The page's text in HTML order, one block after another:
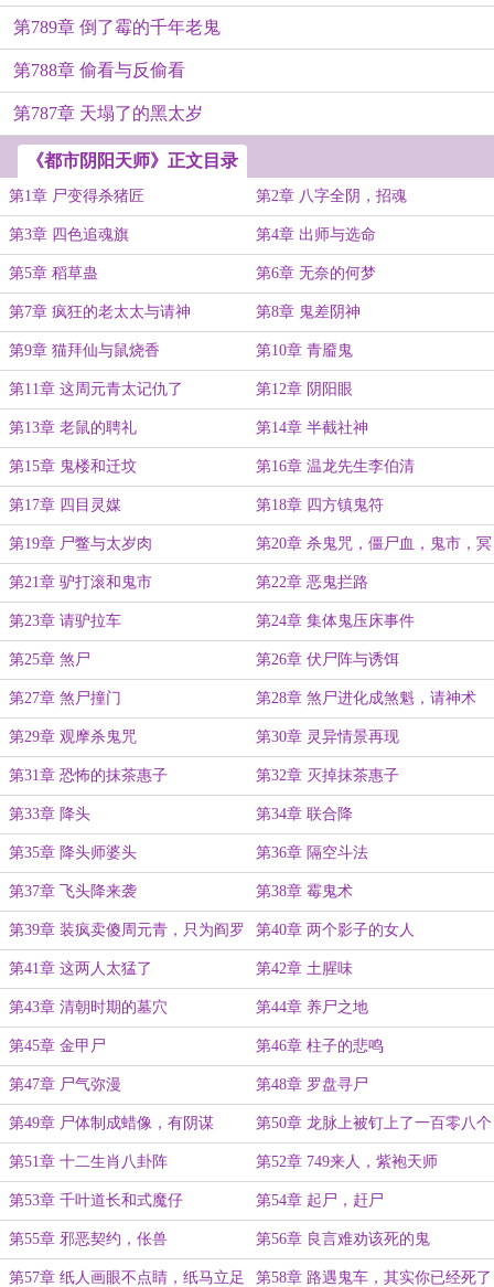
第789章 倒了霉的千年老鬼
第788章 偷看与反偷看
第787章 天塌了的黑太岁
《都市阴阳天师》正文目录
第1章 尸变得杀猪匠 第2章 八字全阴，招魂
第3章 四色追魂旗 第4章 出师与选命
第5章 稻草蛊 第6章 无奈的何梦
第7章 疯狂的老太太与请神 第8章 鬼差阴神
第9章 猫拜仙与鼠烧香 第10章 青靥鬼
第11章 这周元青太记仇了 第12章 阴阳眼
第13章 老鼠的聘礼 第14章 半截社神
第15章 鬼楼和迁坟 第16章 温龙先生李伯清
第17章 四目灵媒 第18章 四方镇鬼符
第19章 尸鳖与太岁肉 第20章 杀鬼咒，僵尸血，鬼市，冥
币
第21章 驴打滚和鬼市 第22章 恶鬼拦路
第23章 请驴拉车 第24章 集体鬼压床事件
第25章 煞尸 第26章 伏尸阵与诱饵
第27章 煞尸撞门 第28章 煞尸进化成煞魁，请神术
第29章 观摩杀鬼咒 第30章 灵异情景再现
第31章 恐怖的抹茶惠子 第32章 灭掉抹茶惠子
第33章 降头 第34章 联合降
第35章 降头师婆头 第36章 隔空斗法
第37章 飞头降来袭 第38章 霉鬼术
第39章 装疯卖傻周元青，只为阎罗
伞
第40章 两个影子的女人
第41章 这两人太猛了 第42章 土腥味
第43章 清朝时期的墓穴 第44章 养尸之地
第45章 金甲尸 第46章 柱子的悲鸣
第47章 尸气弥漫 第48章 罗盘寻尸
第49章 尸体制成蜡像，有阴谋 第50章 龙脉上被钉上了一百零八个
柱子
第51章 十二生肖八卦阵 第52章 749来人，紫袍天师
第53章 千叶道长和式魔仔 第54章 起尸，赶尸
第55章 邪恶契约，伥兽 第56章 良言难劝该死的鬼
第57章 纸人画眼不点睛，纸马立足 第58章 路遇鬼车，其实你已经死了